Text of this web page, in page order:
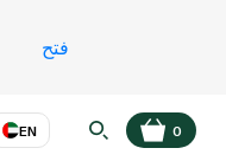
فتح
EN 0